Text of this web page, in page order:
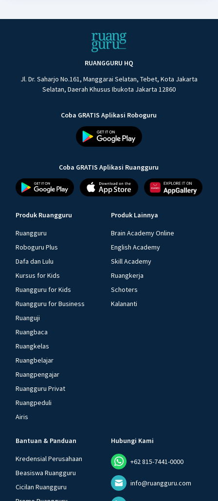
RUANGGURU HQ
Jl. Dr. Saharjo No.161, Manggarai Selatan, Tebet, Kota Jakarta
Selatan, Daerah Khusus Ibukota Jakarta 12860
Coba GRATIS Aplikasi Roboguru
Coba GRATIS Aplikasi Ruangguru
Produk Ruangguru
Ruangguru
Roboguru Plus
Dafa dan Lulu
Kursus for Kids
Ruangguru for Kids
Ruangguru for Business
Ruanguji
Ruangbaca
Ruangkelas
Ruangbelajar
Ruangpengajar
Ruangguru Privat
Ruangpeduli
Airis
Produk Lainnya
Brain Academy Online
English Academy
Skill Academy
Ruangkerja
Schoters
Kalananti
Bantuan & Panduan
Kredensial Perusahaan
Beasiswa Ruangguru
Cicilan Ruangguru
Hubungi Kami
+62 815-7441-0000
info@ruangguru.com